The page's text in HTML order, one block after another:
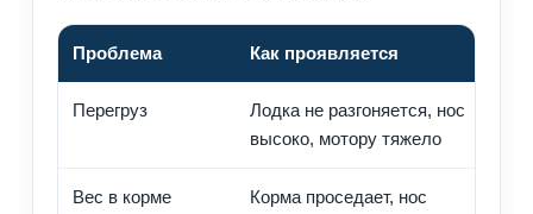
Проблема Как проявляется
Перегруз
Лодка не разгоняется, нос
высоко, мотору тяжело
Вес в корме
Корма проседает, нос